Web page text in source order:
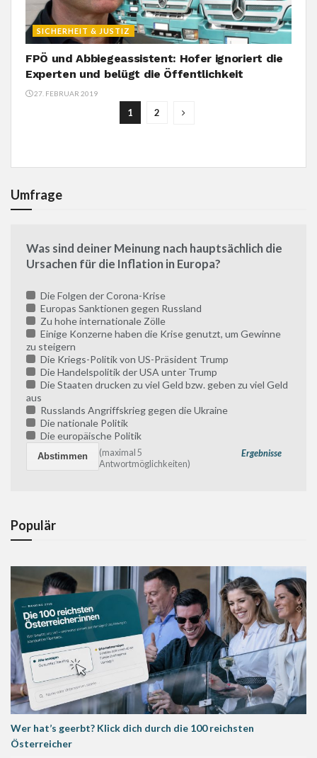
SICHERHEIT & JUSTIZ
FPÖ und Abbiegeassistent: Hofer ignoriert die
Experten und belügt die Öffentlichkeit
27. FEBRUAR 2019
1 2
Umfrage
Was sind deiner Meinung nach hauptsächlich die
Ursachen für die Inflation in Europa?
Die Folgen der Corona-Krise
Europas Sanktionen gegen Russland
Zu hohe internationale Zölle
Einige Konzerne haben die Krise genutzt, um Gewinne
zu steigern
Die Kriegs-Politik von US-Präsident Trump
Die Handelspolitik der USA unter Trump
Die Staaten drucken zu viel Geld bzw. geben zu viel Geld
aus
Russlands Angriffskrieg gegen die Ukraine
Die nationale Politik
Die europäische Politik
Ergebnisse
(maximal 5
Antwortmöglichkeiten)
Populär
Wer hat’s geerbt? Klick dich durch die 100 reichsten
Österreicher